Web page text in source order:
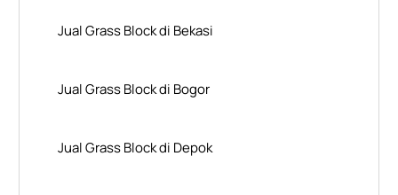
Jual Grass Block di Bekasi
Jual Grass Block di Bogor
Jual Grass Block di Depok